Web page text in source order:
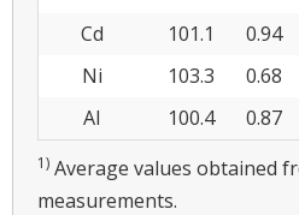
Cd
101.1 0.94
Ni
103.3 0.68
Al
100.4 0.87
1) Average values obtained
measurements.